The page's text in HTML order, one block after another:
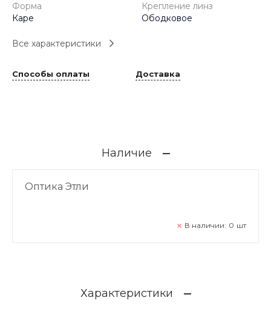
Форма
Каре
Крепление линз
Ободковое
Все характеристики
Способы оплаты Доставка
Наличие
Оптика Этли
В наличии: 0 шт
Характеристики